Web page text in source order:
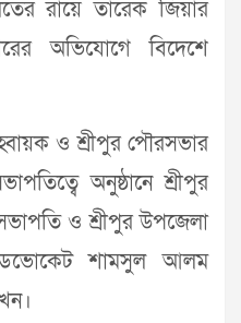
রায়ে তারেক জিয়ার
অভিযোগে বিদেশে
ও শ্রীপুর পৌরসভার
অনুষ্ঠানে শ্রীপুর
ও শ্রীপুর উপজেলা
শামসুল আলম